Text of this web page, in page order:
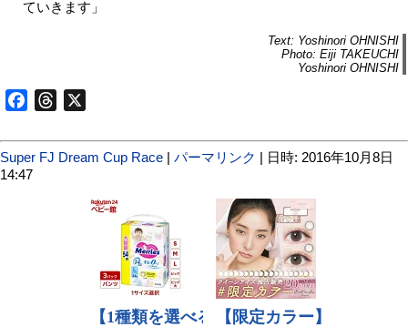
ていきます」
Text: Yoshinori OHNISHI
Photo: Eiji TAKEUCHI
Yoshinori OHNISHI
FacebookThreads
Super FJ Dream Cup Race | パーマリンク | 日時: 2016年10月8日
14:47